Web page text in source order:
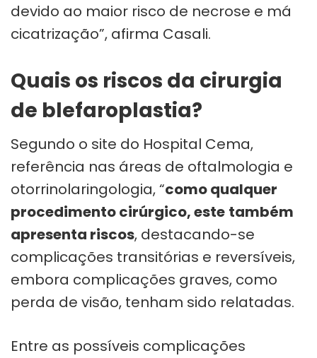
devido ao maior risco de necrose e má
cicatrização”, afirma Casali.
Quais os riscos da cirurgia
de blefaroplastia?
Segundo o site do Hospital Cema,
referência nas áreas de oftalmologia e
otorrinolaringologia, “como qualquer
procedimento cirúrgico, este também
apresenta riscos, destacando-se
complicações transitórias e reversíveis,
embora complicações graves, como
perda de visão, tenham sido relatadas.
Entre as possíveis complicações